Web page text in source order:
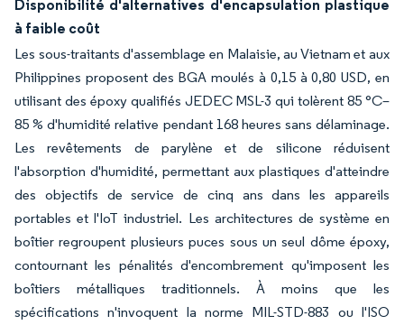
Disponibilité d'alternatives d'encapsulation plastique
à faible coût
Les sous-traitants d'assemblage en Malaisie, au Vietnam et aux
Philippines proposent des BGA moulés à 0,15 à 0,80 USD, en
utilisant des époxy qualifiés JEDEC MSL-3 qui tolèrent 85 °C–
85 % d'humidité relative pendant 168 heures sans délaminage.
Les revêtements de parylène et de silicone réduisent
l'absorption d'humidité, permettant aux plastiques d'atteindre
des objectifs de service de cinq ans dans les appareils
portables et l'IoT industriel. Les architectures de système en
boîtier regroupent plusieurs puces sous un seul dôme époxy,
contournant les pénalités d'encombrement qu'imposent les
boîtiers métalliques traditionnels. À moins que les
spécifications n'invoquent la norme MIL-STD-883 ou l'ISO